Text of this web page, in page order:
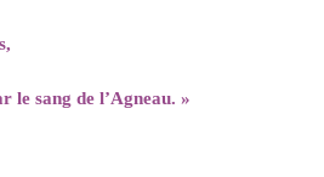
le sang de l’Agneau. »